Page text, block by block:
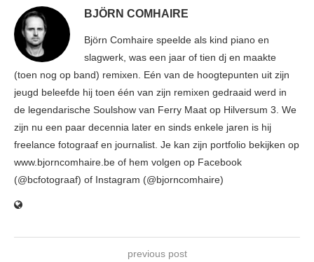
BJÖRN COMHAIRE
Björn Comhaire speelde als kind piano en
slagwerk, was een jaar of tien dj en maakte
(toen nog op band) remixen. Eén van de hoogtepunten uit zijn
jeugd beleefde hij toen één van zijn remixen gedraaid werd in
de legendarische Soulshow van Ferry Maat op Hilversum 3. We
zijn nu een paar decennia later en sinds enkele jaren is hij
freelance fotograaf en journalist. Je kan zijn portfolio bekijken op
www.bjorncomhaire.be of hem volgen op Facebook
(@bcfotograaf) of Instagram (@bjorncomhaire)
previous post